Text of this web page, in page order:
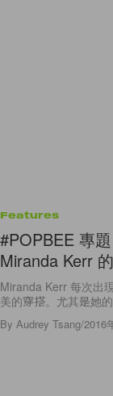
Features
#POPBEE 專
Miranda Kerr
Miranda Kerr 每次出
美的穿搭。尤其是她
By Audrey Tsang/2016